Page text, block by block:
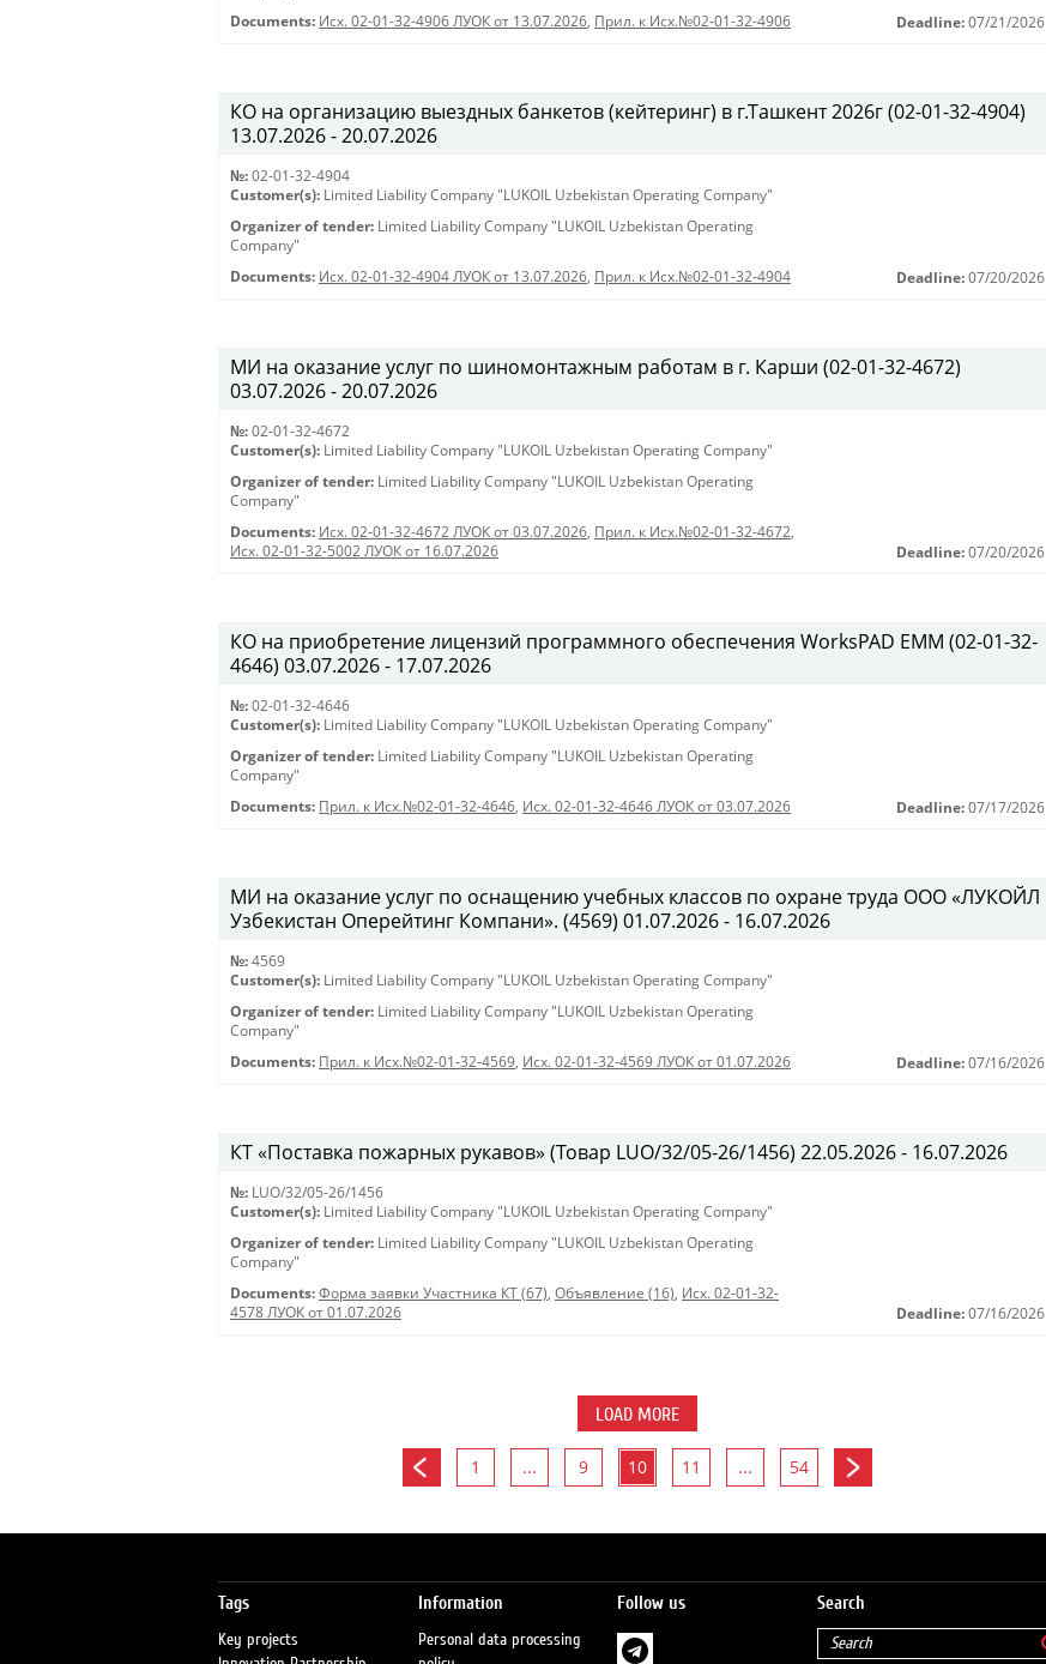
Documents: Исх. 02-01-32-4906 ЛУОК от 13.07.2026, Прил. к Исх.№02-01-32-4906 Deadline: 07/21/2026
КО на организацию выездных банкетов (кейтеринг) в г.Ташкент 2026г (02-01-32-4904)
13.07.2026 - 20.07.2026
№: 02-01-32-4904
Customer(s): Limited Liability Company "LUKOIL Uzbekistan Operating Company"
Organizer of tender: Limited Liability Company "LUKOIL Uzbekistan Operating
Company"
Documents: Исх. 02-01-32-4904 ЛУОК от 13.07.2026, Прил. к Исх.№02-01-32-4904 Deadline: 07/20/2026
МИ на оказание услуг по шиномонтажным работам в г. Карши (02-01-32-4672)
03.07.2026 - 20.07.2026
№: 02-01-32-4672
Customer(s): Limited Liability Company "LUKOIL Uzbekistan Operating Company"
Organizer of tender: Limited Liability Company "LUKOIL Uzbekistan Operating
Company"
Documents: Исх. 02-01-32-4672 ЛУОК от 03.07.2026, Прил. к Исх.№02-01-32-4672,
Исх. 02-01-32-5002 ЛУОК от 16.07.2026
Deadline: 07/20/2026
КО на приобретение лицензий программного обеспечения WorksPAD EMM (02-01-32-
4646) 03.07.2026 - 17.07.2026
№: 02-01-32-4646
Customer(s): Limited Liability Company "LUKOIL Uzbekistan Operating Company"
Organizer of tender: Limited Liability Company "LUKOIL Uzbekistan Operating
Company"
Documents: Прил. к Исх.№02-01-32-4646, Исх. 02-01-32-4646 ЛУОК от 03.07.2026 Deadline: 07/17/2026
МИ на оказание услуг по оснащению учебных классов по охране труда ООО «ЛУКОЙЛ
Узбекистан Оперейтинг Компани». (4569) 01.07.2026 - 16.07.2026
№: 4569
Customer(s): Limited Liability Company "LUKOIL Uzbekistan Operating Company"
Organizer of tender: Limited Liability Company "LUKOIL Uzbekistan Operating
Company"
Documents: Прил. к Исх.№02-01-32-4569, Исх. 02-01-32-4569 ЛУОК от 01.07.2026 Deadline: 07/16/2026
КТ «Поставка пожарных рукавов» (Товар LUO/32/05-26/1456) 22.05.2026 - 16.07.2026
№: LUO/32/05-26/1456
Customer(s): Limited Liability Company "LUKOIL Uzbekistan Operating Company"
Organizer of tender: Limited Liability Company "LUKOIL Uzbekistan Operating
Company"
Documents: Форма заявки Участника КТ (67), Объявление (16), Исх. 02-01-32-
4578 ЛУОК от 01.07.2026
Deadline: 07/16/2026
LOAD MORE
1 ... 9 10 11 ... 54
Tags
Key projects
Information
Personal data processing
Follow us Search